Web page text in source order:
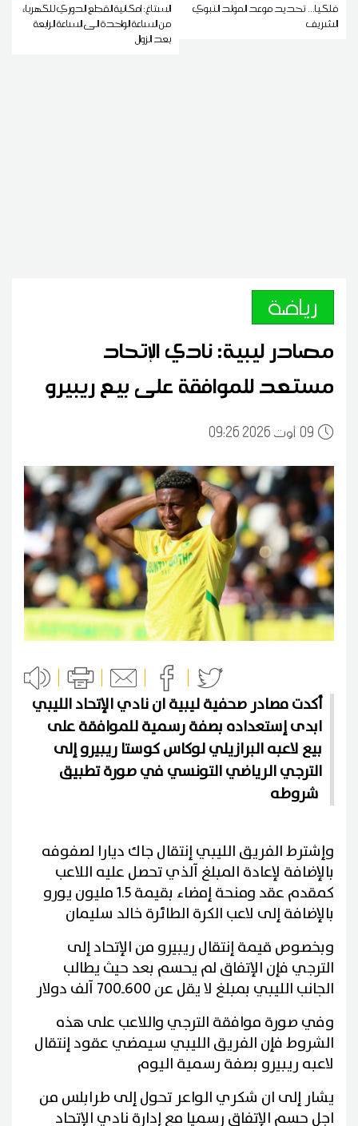
فلكيا... تحديد موعد المولد النبوي
الشريف
الستاغ: إمكانية القطع الدوري للكهرباء
من الساعة الواحدة الى الساعة الرابعة
بعد الزوال
رياضة
مصادر ليبية: نادي الإتحاد
مستعد للموافقة على بيع ريبيرو
0909:26 2026 أوت
أكدت مصادر صحفية ليبية ان نادي الإتحاد الليبي
ابدى إستعداده بصفة رسمية للموافقة على
بيع لاعبه البرازيلي لوكاس كوستا ريبيرو إلى
الترجي الرياضي التونسي في صورة تطبيق
وإشترط الفريق الليبي إنتقال جاك ديارا لصفوفه
بالإضافة لإعادة المبلغ آلذي تحصل عليه اللاعب
كمقدم عقد ومنحة إمضاء بقيمة 1.5 مليون يورو
بالإضافة إلى لاعب الكرة الطائرة خالد سليمان
وبخصوص قيمة إنتقال ريبيرو من الإتحاد إلى
الترجي فإن الإتفاق لم يحسم بعد حيث يطالب
الجانب الليبي بمبلغ لا يقل عن 600ـ700 آلف دولار
وفي صورة موافقة الترجي واللاعب على هذه
الشروط فإن الفريق الليبي سيمضي عقود إنتقال
لاعبه ريبيرو بصفة رسمية اليوم
يشار إلى ان شكري الواعر تحول إلى طرابلس من
اجل حسم الإتفاق رسميا مع إدارة نادي الإتحاد